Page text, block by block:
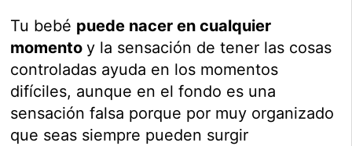
Tu bebé puede nacer en cualquier
momentoy la sensación de tener las cosas
controladas ayuda en los momentos
difíciles, aunque en el fondo es una
sensación falsa porque por muy organizado
que seas siempre pueden surgir